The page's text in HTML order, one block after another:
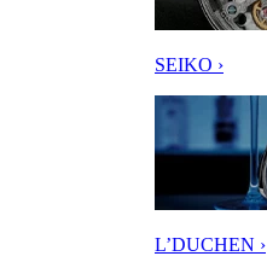
SEIKO ›
L’DUCHEN ›